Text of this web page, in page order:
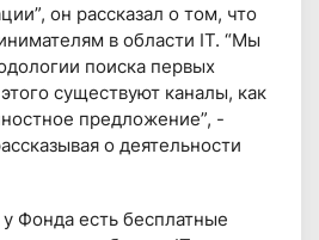
он рассказал о том, что
в области IT. “Мы
поиска первых
существуют каналы, как
предложение”, -
о деятельности
Фонда есть бесплатные